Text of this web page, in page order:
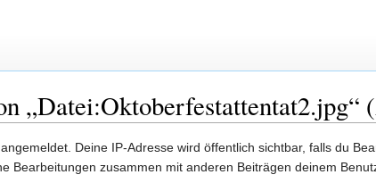
„Datei:Oktoberfestattentat2.jpg“
Deine IP-Adresse wird öffentlich sichtbar, falls du
Bearbeitungen zusammen mit anderen Beiträgen deinem